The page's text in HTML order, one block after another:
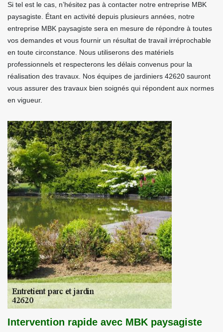
Si tel est le cas, n’hésitez pas à contacter notre entreprise MBK
paysagiste. Étant en activité depuis plusieurs années, notre
entreprise MBK paysagiste sera en mesure de répondre à toutes
vos demandes et vous fournir un résultat de travail irréprochable
en toute circonstance. Nous utiliserons des matériels
professionnels et respecterons les délais convenus pour la
réalisation des travaux. Nos équipes de jardiniers 42620 sauront
vous assurer des travaux bien soignés qui répondent aux normes
en vigueur.
Intervention rapide avec MBK paysagiste